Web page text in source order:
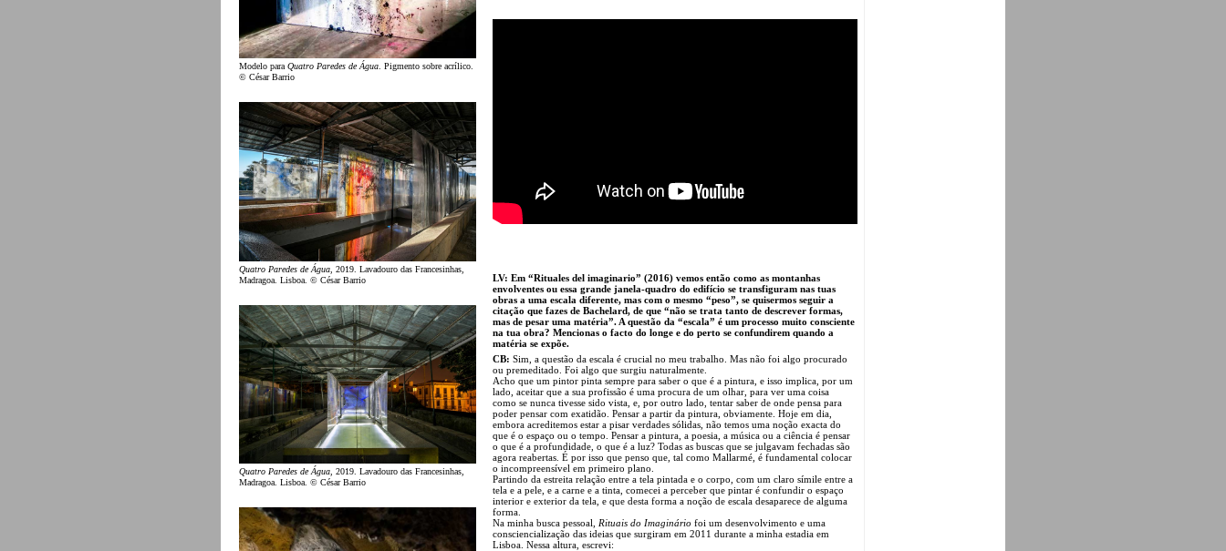
Modelo para Quatro Paredes de Água . Pigmento sobre acrílico.
© César Barrio
Quatro Paredes de Água , 2019. Lavadouro das Francesinhas,
Madragoa. Lisboa. © César Barrio
Quatro Paredes de Água, 2019. Lavadouro das Francesinhas,
Madragoa. Lisboa. © César Barrio
LV: Em “Rituales del imaginario” (2016) vemos então como as montanhas
envolventes ou essa grande janela-quadro do edifício se transfiguram nas tuas
obras a uma escala diferente, mas com o mesmo “peso”, se quisermos seguir a
citação que fazes de Bachelard, de que “não se trata tanto de descrever formas,
mas de pesar uma matéria”. A questão da “escala” é um processo muito consciente
na tua obra? Mencionas o facto do longe e do perto se confundirem quando a
matéria se expõe.
CB: Sim, a questão da escala é crucial no meu trabalho. Mas não foi algo procurado
ou premeditado. Foi algo que surgiu naturalmente.
Acho que um pintor pinta sempre para saber o que é a pintura, e isso implica, por um
lado, aceitar que a sua profissão é uma procura de um olhar, para ver uma coisa
como se nunca tivesse sido vista, e, por outro lado, tentar saber de onde pensa para
poder pensar com exatidão. Pensar a partir da pintura, obviamente. Hoje em dia,
embora acreditemos estar a pisar verdades sólidas, não temos uma noção exacta do
que é o espaço ou o tempo. Pensar a pintura, a poesia, a música ou a ciência é pensar
o que é a profundidade, o que é a luz? Todas as buscas que se julgavam fechadas são
agora reabertas. É por isso que penso que, tal como Mallarmé, é fundamental colocar
o incompreensível em primeiro plano.
Partindo da estreita relação entre a tela pintada e o corpo, com um claro símile entre a
tela e a pele, e a carne e a tinta, comecei a perceber que pintar é confundir o espaço
interior e exterior da tela, e que desta forma a noção de escala desaparece de alguma
forma.
Na minha busca pessoal, Rituais do Imaginário foi um desenvolvimento e uma
consciencialização das ideias que surgiram em 2011 durante a minha estadia em
Lisboa. Nessa altura, escrevi: